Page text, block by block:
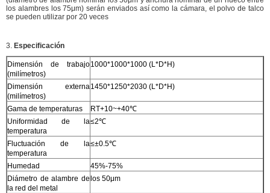
los alambres los 75μm) serán enviados así como la cámara, el polvo de talco
se pueden utilizar por 20 veces
3. Especificación
Dimensión de trabajo
(milímetros)
1000*1000*1000 (L*D*H)
Dimensión externa
(milímetros)
1450*1250*2030 (L*D*H)
Gama de temperaturas
RT+10~+40℃
Uniformidad de la
temperatura
≤2℃
Fluctuación de la
temperatura
≤±0.5℃
Humedad
45%-75%
Diámetro de alambre de
la red del metal
los 50μm